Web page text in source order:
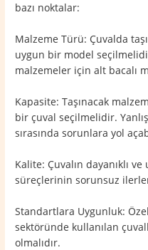
bazı noktalar:
Malzeme Türü: Çuvalda
uygun bir model
malzemeler için alt bacalı
Kapasite: Taşınacak
bir çuval seçilmelidir.
sırasında sorunlara yol
Kalite: Çuvalın dayanıklı
süreçlerinin sorunsuz
Standartlara Uygunluk:
sektöründe kullanılan
olmalıdır.